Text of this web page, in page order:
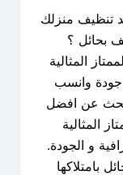
تنظيف منزلك
بحائل ؟
المثالية
وانسب
عن افضل
المثالية
و الجودة.
بامتلاكها